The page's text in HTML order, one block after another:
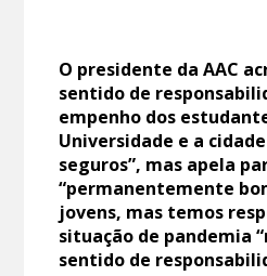
O presidente da AAC
sentido de
empenho dos
Universidade e a
seguros”, mas apela
“permanentemente
jovens, mas temos
situação de pandemia
sentido de